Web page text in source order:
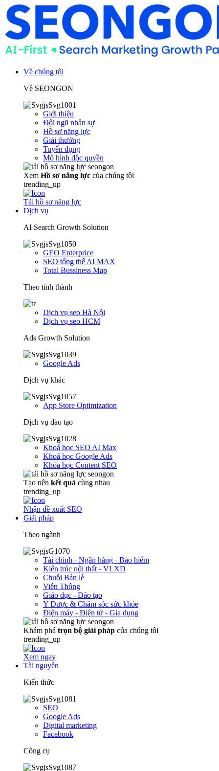
Về chúng tôi
Về SEONGON
Giới thiệu
Đội ngũ nhân sự
Hồ sơ năng lực
Giải thưởng
Tuyển dụng
Mô hình độc quyền
Xem Hồ sơ năng lực của chúng tôi
trending_up
Tải hồ sơ năng lực
Dịch vụ
AI Search Growth Solution
GEO Enterprice
SEO tổng thể AI MAX
Total Bussiness Map
Theo tỉnh thành
Dịch vụ seo Hà Nội
Dịch vụ seo HCM
Ads Growth Solution
Google Ads
Dịch vụ khác
App Store Optimization
Dịch vụ đào tạo
Khoá học SEO AI Max
Khoá học Google Ads
Khóa học Content SEO
Tạo nên kết quả cùng nhau
trending_up
Nhận đề xuất SEO
Giải pháp
Theo ngành
Tài chính - Ngân hàng - Bảo hiểm
Kiến trúc nội thất - VLXD
Chuỗi Bán lẻ
Viễn Thông
Giáo dục - Đào tạo
Y Dược & Chăm sóc sức khỏe
Điện máy - Điện tử - Gia dụng
Khám phá trọn bộ giải pháp của chúng tôi
trending_up
Xem ngay
Tài nguyên
Kiến thức
SEO
Google Ads
Digital marketing
Facebook
Công cụ